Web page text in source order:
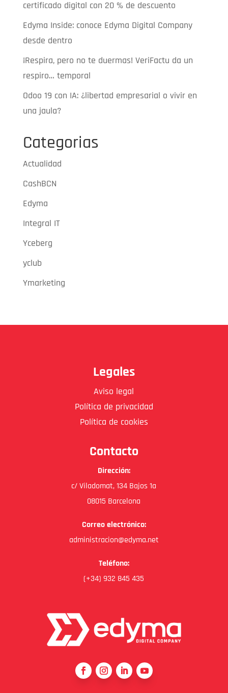
certificado digital con 20 % de descuento
Edyma Inside: conoce Edyma Digital Company
desde dentro
¡Respira, pero no te duermas! VeriFactu da un
respiro… temporal
Odoo 19 con IA: ¿libertad empresarial o vivir en
una jaula?
Categorias
Actualidad
CashBCN
Edyma
Integral IT
Yceberg
yclub
Ymarketing
Legales
Aviso legal
Política de privacidad
Política de cookies
Contacto
Dirección:
c/ Viladomat, 134 Bajos 1a
08015 Barcelona
Correo electrónico:
administracion@edyma.net
Teléfono:
(+34) 932 845 435